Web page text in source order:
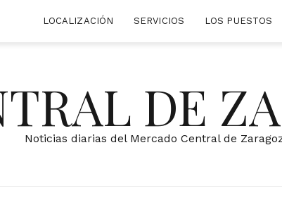
LOCALIZACIÓN SERVICIOS LOS PUESTOS
DE
Noticias diarias del Mercado Central de